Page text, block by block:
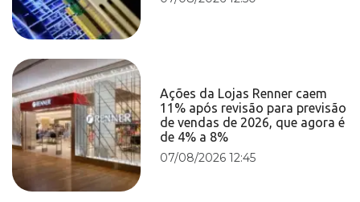
Ações da Lojas Renner caem
11% após revisão para previsão
de vendas de 2026, que agora é
de 4% a 8%
07/08/2026 12:45